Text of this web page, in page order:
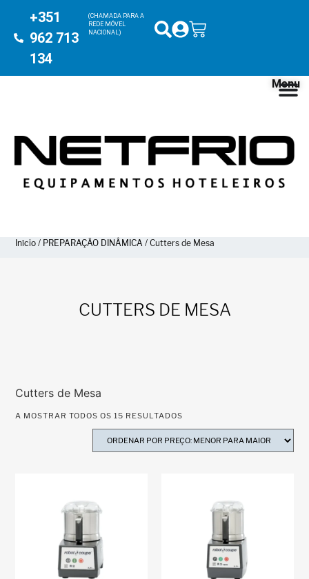
+351
962 713
134
(CHAMADA PARA A
REDE MÓVEL
NACIONAL)
Menu
Início / PREPARAÇÃO DINÂMICA / Cutters de Mesa
CUTTERS DE MESA
Cutters de Mesa
A MOSTRAR TODOS OS 15 RESULTADOS